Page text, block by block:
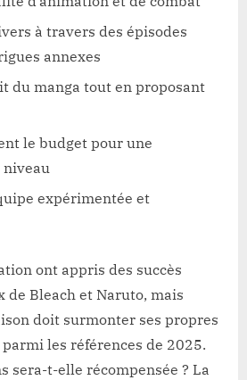
à travers des épisodes
annexes
du manga tout en proposant
le budget pour une
expérimentée et
ont appris des succès
de Bleach et Naruto, mais
doit surmonter ses propres
les références de 2025.
sera-t-elle récompensée ? La